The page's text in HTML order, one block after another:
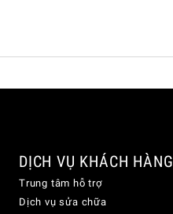
DỊCH VỤ KHÁCH HÀNG
Trung tâm hỗ trợ
Dịch vụ sửa chữa